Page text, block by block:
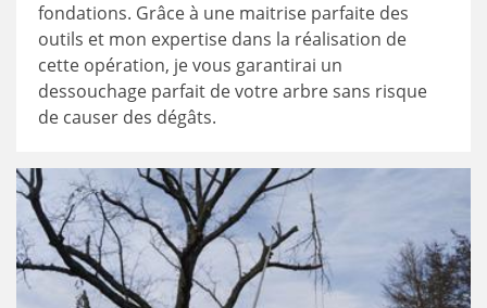
fondations. Grâce à une maitrise parfaite des
outils et mon expertise dans la réalisation de
cette opération, je vous garantirai un
dessouchage parfait de votre arbre sans risque
de causer des dégâts.